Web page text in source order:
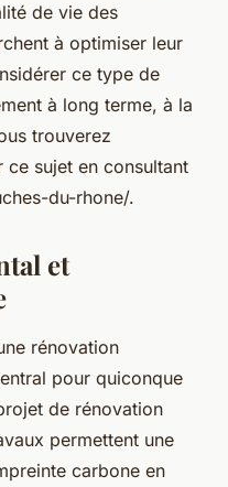
de vie des
à optimiser leur
ce type de
à long terme, à la
trouverez
ce sujet en consultant
du-rhone/.
et
rénovation
pour quiconque
de rénovation
permettent une
carbone en